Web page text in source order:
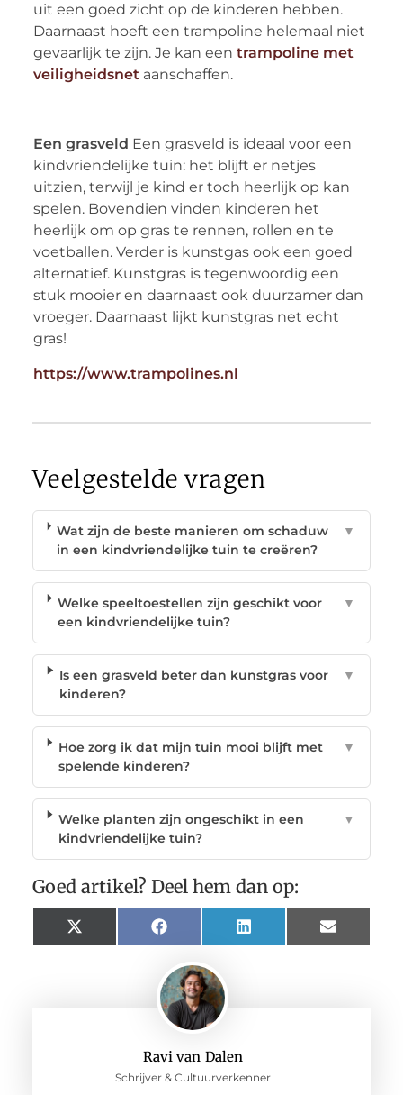
Ravi van Dalen
Schrijver & Cultuurverkenner
uit een goed zicht op de kinderen hebben.
Daarnaast hoeft een trampoline helemaal niet
gevaarlijk te zijn. Je kan een trampoline met
veiligheidsnet aanschaffen.
Een grasveld Een grasveld is ideaal voor een
kindvriendelijke tuin: het blijft er netjes
uitzien, terwijl je kind er toch heerlijk op kan
spelen. Bovendien vinden kinderen het
heerlijk om op gras te rennen, rollen en te
voetballen. Verder is kunstgas ook een goed
alternatief. Kunstgras is tegenwoordig een
stuk mooier en daarnaast ook duurzamer dan
vroeger. Daarnaast lijkt kunstgras net echt
gras!
https://www.trampolines.nl
Veelgestelde vragen
Wat zijn de beste manieren om schaduw
in een kindvriendelijke tuin te creëren?
▼
Welke speeltoestellen zijn geschikt voor
een kindvriendelijke tuin?
▼
Is een grasveld beter dan kunstgras voor
kinderen?
▼
Hoe zorg ik dat mijn tuin mooi blijft met
spelende kinderen?
▼
Welke planten zijn ongeschikt in een
kindvriendelijke tuin?
▼
Goed artikel? Deel hem dan op:
X
(Twitter)
Facebook LinkedIn Email